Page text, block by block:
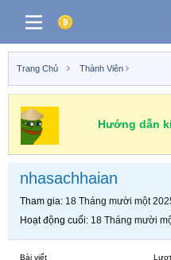
Trang Chủ Thành Viên
Hướng dẫn
nhasachhaian
Tham gia 18 Tháng mười một
Hoạt động cuối 18 Tháng mười
Bài viết